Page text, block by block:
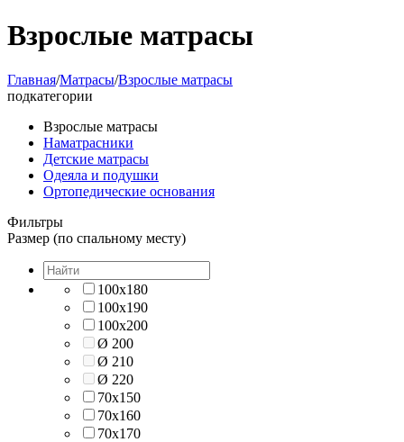
Взрослые матрасы
Главная/Матрасы/Взрослые матрасы
подкатегории
Взрослые матрасы
Наматрасники
Детские матрасы
Одеяла и подушки
Ортопедические основания
Фильтры
Размер (по спальному месту)
100х180
100х190
100х200
Ø 200
Ø 210
Ø 220
70х150
70х160
70х170